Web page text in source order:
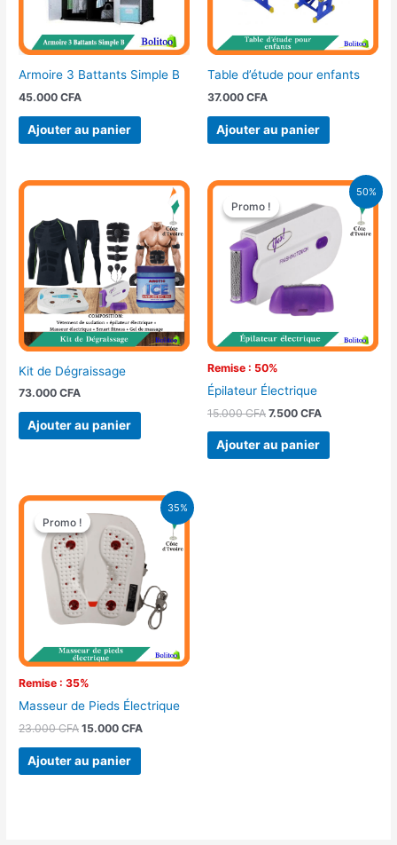
Armoire 3 Battants Simple B
45.000CFA
Ajouter au panier
Table d’étude pour enfants
37.000 CFA
Ajouter au panier
Kit de Dégraissage
73.000CFA
Ajouter au panier
50%
Promo !
Remise : 50%
Promo !
Épilateur Électrique
15.000CFA
Le
prix
initial
était :
15.000 CFA.
7.500 CFA
Le
actuel
7.500 CFA.
Ajouter au panier
35%
Promo !
Remise : 35%
Promo !
Masseur de Pieds Électrique
23.000CFA
Le
prix
initial
était :
23.000 CFA.
15.000CFA
Le
prix
actuel
est :
15.000 CFA.
Ajouter au panier